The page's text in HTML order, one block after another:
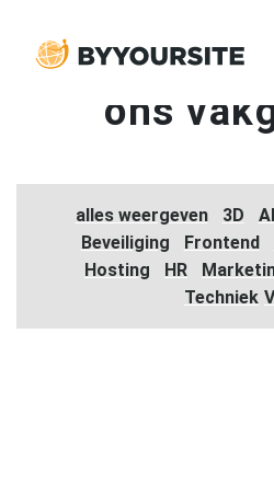
hetlaatste
ons
alles weergeven 3D
Beveiliging
Frontend
Hosting HR
Techniek